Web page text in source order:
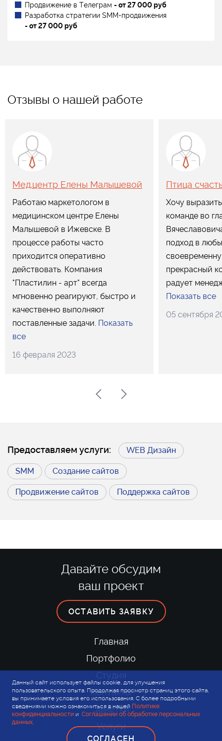
Продвижение в Телеграм - от 27 000 руб
Разработка стратегии SMM-продвижения
- от 27 000 руб
Отзывы о нашей работе
Мед.центр Елены Малышевой
Работаю маркетологом в
медицинском центре Елены
Малышевой в Ижевске. В
процессе работы часто
приходится оперативно
действовать. Компания
"Пластилин - арт" всегда
мгновенно реагируют, быстро и
качественно выполняют
поставленные задачи. Показать
все
16 февраля 2023
Птица
Хочу
команде во
подход в
прекрасный
радует
Показать все
05 сентября
Предоставляем услуги: WEB Дизайн
SMM Создание сайтов
Продвижение сайтов Поддержка сайтов
Давайте обсудим
ваш проект
ОСТАВИТЬ ЗАЯВКУ
Главная
Портфолио
Студия
Контакты
Заметки
Услуги
Данный сайт использует файлы cookie, для улучшения
пользовательского опыта. Продолжая просмотр страниц этого сайта,
вы принимаете условия его использования. С более подробными
сведениями можно ознакомиться в нашей Политике
конфиденциальности и Соглашении об обработке персональных
данных.
СОГЛАСЕН